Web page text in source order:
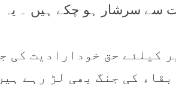
سرشار ہو چکے ہیں ۔ یہ
کیلئے حق خودارادیت کی
کی جنگ بھی لڑ رہے